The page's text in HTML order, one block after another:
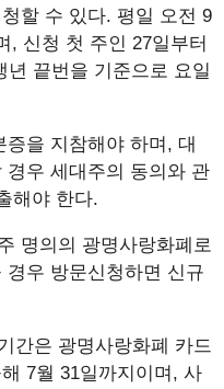
할 수 있다. 평일 오전 9
, 신청 첫 주인 27일부터
끝번을 기준으로 요일
을 지참해야 하며, 대
우 세대주의 동의와 관
해야 한다.
명의의 광명사랑화폐로
우 방문신청하면 신규
간은 광명사랑화폐 카드
7월 31일까지이며, 사